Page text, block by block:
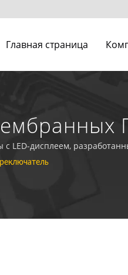
Главная страница
LED-дисплеем,